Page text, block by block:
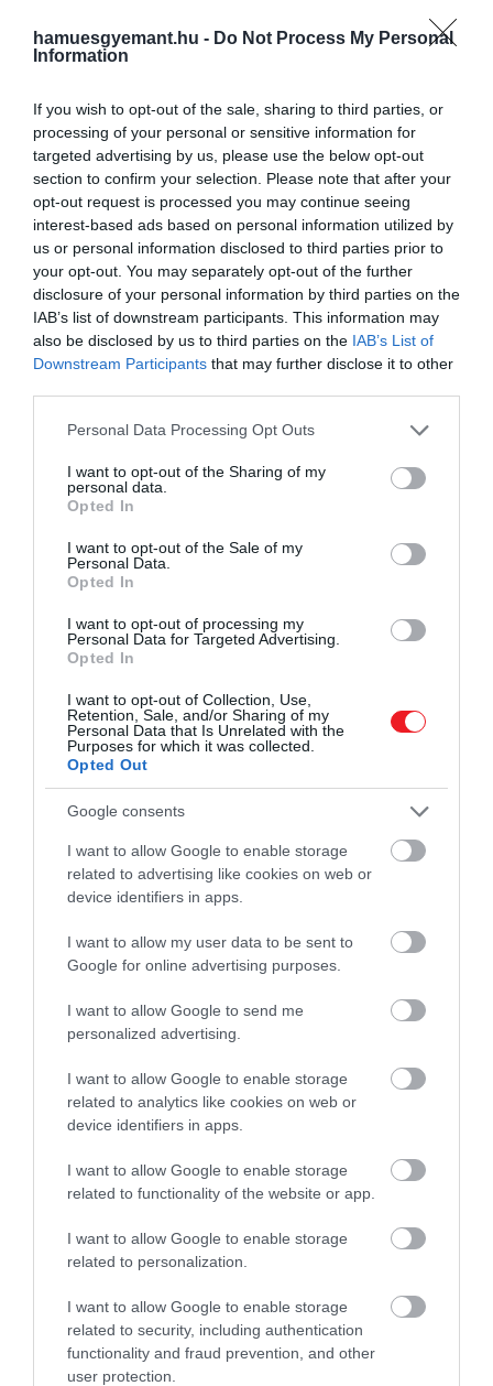
hamuesgyemant.hu - Do Not Process My Personal
Information
If you wish to opt-out of the sale, sharing to third parties, or
processing of your personal or sensitive information for
targeted advertising by us, please use the below opt-out
section to confirm your selection. Please note that after your
opt-out request is processed you may continue seeing
interest-based ads based on personal information utilized by
us or personal information disclosed to third parties prior to
your opt-out. You may separately opt-out of the further
disclosure of your personal information by third parties on the
IAB’s list of downstream participants. This information may
also be disclosed by us to third parties on the IAB’s List of
Downstream Participants that may further disclose it to other
Please note that this website/app uses one or more Google
not limited to your visit or usage behaviour. You may click to
grant or deny consent to Google and its third-party tags to
use your data for below specified purposes in below Google
consent section.
Personal Data Processing Opt Outs
I want to opt-out of the Sharing of my
personal data.
Opted In
I want to opt-out of the Sale of my
Personal Data.
Opted In
I want to opt-out of processing my
Personal Data for Targeted Advertising.
Opted In
I want to opt-out of Collection, Use,
Retention, Sale, and/or Sharing of my
Personal Data that Is Unrelated with the
Purposes for which it was collected.
Opted Out
Google consents
I want to allow Google to enable storage
related to advertising like cookies on web or
device identifiers in apps.
I want to allow my user data to be sent to
Google for online advertising purposes.
I want to allow Google to send me
personalized advertising.
I want to allow Google to enable storage
related to analytics like cookies on web or
device identifiers in apps.
I want to allow Google to enable storage
related to functionality of the website or app.
I want to allow Google to enable storage
related to personalization.
I want to allow Google to enable storage
related to security, including authentication
functionality and fraud prevention, and other
user protection.
A Distillers' Share
a felelős az elmúlt évek legérdekesebb whiskyjeiért,
beleértve az egyedi keverékeket tartalmazó Little
Book termékcsaládot.
A Distillers' Share egy kísérleti whiskeysorozat,
amelyet évente körülbelül három-négy alkalommal
adnak ki, és csak a főzde amerikai kirendeltségén
lehet megvásárolni (bár a másodlagos piacon is
felbukkanhat).
A Distillers' Share 01 - Toast Brown Rice az első
kiadás, és ahogy a neve is mutatja, ez egy barna
rizsből készült, pirított hordóban elkészített
rizst használnak egy Beam whiskyben. Még 2015-
ben jelent meg a Jim Beam Brown Rice Bourbon,
Collectionrésze volt. A 2020-ban megjelent Little
Book Chapter 4 pedig szintén egy barna rizsből
készült bourbont tartalmazott.
Ez is érdekelhet: Öt tipp a whisky
szerelmeseinek
Az ötéves bourbon pontos cefréjét tehát nem
közölték, csak annyit, hogy a rozs helyett barna rizst
használtak ízesítő gabonaként.
Nyitókép: Shutterstock
JIM BEAM VISZKI
ITAL WHISKY GASZTRONÓMIA
2026. AUGUSZTUS 9. ● GASZTRONÓMIA
Egy olasz séf szerint ezek Itália legjobb és
A kínai szakácsok 5 titka, amit otthon is
könnyű bevetni